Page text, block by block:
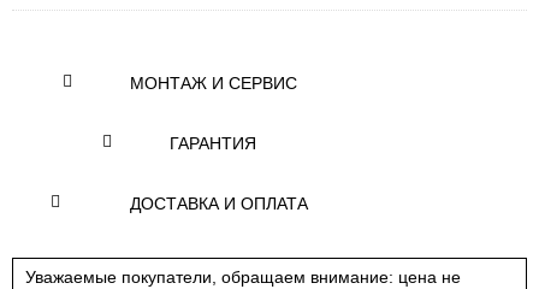
МОНТАЖ И СЕРВИС
ГАРАНТИЯ
ДОСТАВКА И ОПЛАТА
Уважаемые покупатели, обращаем внимание: цена не